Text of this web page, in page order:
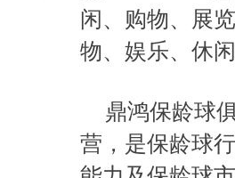
闲、购物、展
物、娱乐、休
鼎鸿保龄球
营，是保龄球